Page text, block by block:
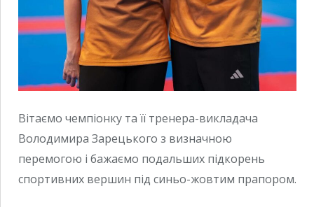
Вітаємо чемпіонку та її тренера-викладача
Володимира Зарецького з визначною
перемогою і бажаємо подальших підкорень
спортивних вершин під синьо-жовтим прапором.